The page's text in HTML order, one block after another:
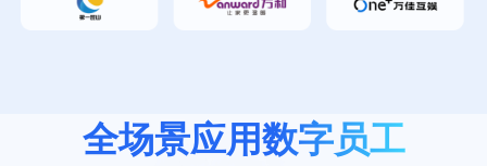
全场景应用数字员工